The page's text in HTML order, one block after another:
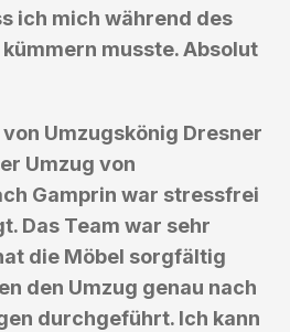
ich mich während des
musste. Absolut
von Umzugskönig Dresner
Umzug von
Gamprin war stressfrei
Das Team war sehr
die Möbel sorgfältig
den Umzug genau nach
durchgeführt. Ich kann